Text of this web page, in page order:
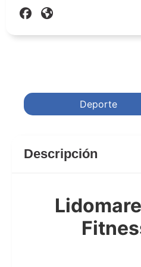
Deporte
Descripción